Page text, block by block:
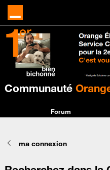
Communauté
Forum
ma connexion